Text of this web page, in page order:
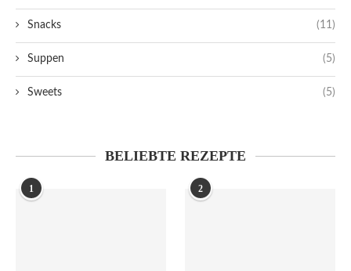
Snacks (11)
Suppen (5)
Sweets (5)
BELIEBTE REZEPTE
1 2